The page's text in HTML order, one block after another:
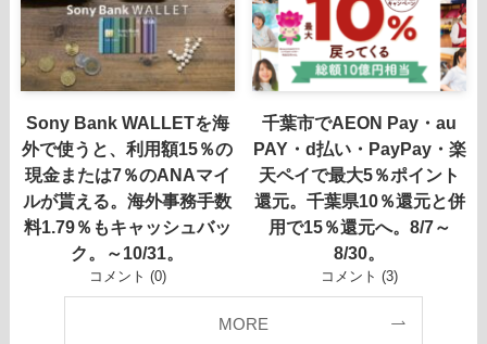
Sony Bank WALLETを海
外で使うと、利用額15％の
現金または7％のANAマイ
ルが貰える。海外事務手数
料1.79％もキャッシュバッ
ク。～10/31。
コメント (0)
千葉市でAEON Pay・au
PAY・d払い・PayPay・楽
天ペイで最大5％ポイント
還元。千葉県10％還元と併
用で15％還元へ。8/7～
8/30。
コメント (3)
MORE